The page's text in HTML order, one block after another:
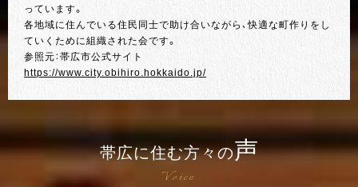
っています。
各地域に住んでいる住民同士で助け合いながら、快適な町作りをし
ていくために組織された会です。
参照元：帯広市公式サイト
https://www.city.obihiro.hokkaido.jp/
帯広に住む方々の声
Voice